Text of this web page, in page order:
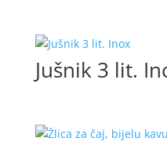
Jušnik 3 lit.